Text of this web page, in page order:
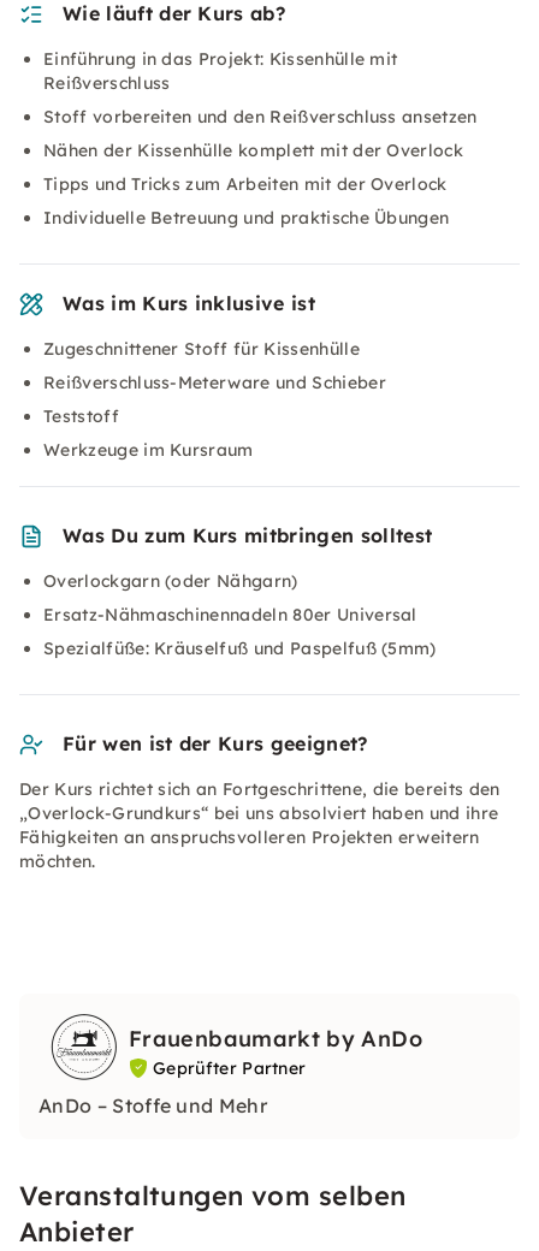
Wie läuft der Kurs ab?
Einführung in das Projekt: Kissenhülle mit
Reißverschluss
Stoff vorbereiten und den Reißverschluss ansetzen
Nähen der Kissenhülle komplett mit der Overlock
Tipps und Tricks zum Arbeiten mit der Overlock
Individuelle Betreuung und praktische Übungen
Was im Kurs inklusive ist
Zugeschnittener Stoff für Kissenhülle
Reißverschluss-Meterware und Schieber
Teststoff
Werkzeuge im Kursraum
Was Du zum Kurs mitbringen solltest
Overlockgarn (oder Nähgarn)
Ersatz-Nähmaschinennadeln 80er Universal
Spezialfüße: Kräuselfuß und Paspelfuß (5mm)
Für wen ist der Kurs geeignet?
Der Kurs richtet sich an Fortgeschrittene, die bereits den
„Overlock-Grundkurs“ bei uns absolviert haben und ihre
Fähigkeiten an anspruchsvolleren Projekten erweitern
möchten.
Frauenbaumarkt by AnDo
Geprüfter Partner
AnDo – Stoffe und Mehr
Veranstaltungen vom selben
Anbieter